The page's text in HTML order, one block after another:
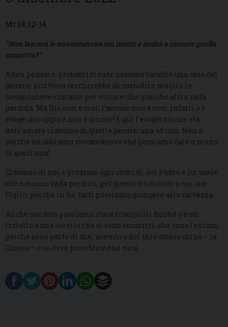
Mt 18,12-14
“Non lascerà le novantanove sui monti e andrà a cercare quella
smarrita?”
A ben pensare, probabilmente nessuno farebbe una cosa del
genere, piuttosto cercherebbe di custodire meglio le
novantanove rimaste per evitare che qualche altra vada
perduta. Ma Dio non è così; l’amore non è così: infatti o è
esagerato oppure non è amore! E qui l’esagerazione sta
nell’amare ciascuna di quelle pecore, una ad una. Non è
perché ne abbiamo novantanove che possiamo fare a meno
di quell’una!
Ciascuno di noi è prezioso agli occhi di del Padre e lui vuole
che nessuno vada perduto, per questo ha donato a noi suo
Figlio, perché in lui tutti possiamo giungere alla salvezza.
Anche noi non possiamo stare tranquilli finchè c’è un
fratello o una sorella che si sono smarriti, che sono lontani,
perché sono parte di me, membra del mio stesso corpo – la
Chiesa – e io devo prendermene cura.